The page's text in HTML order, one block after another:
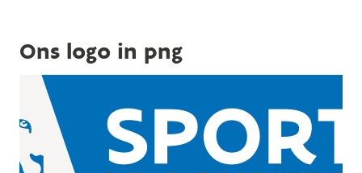
Ons logo in png